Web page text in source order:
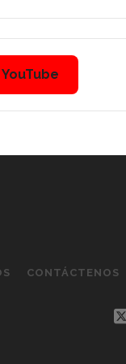
CONTÁCTENOS